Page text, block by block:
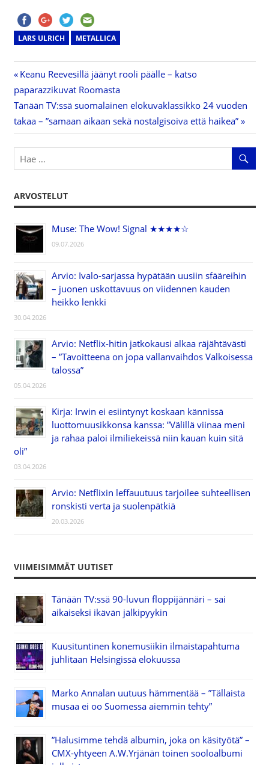
LARS ULRICH METALLICA
Artikkelien
selaus
Previous
Post:
Keanu Reevesillä jäänyt rooli päälle – katso
paparazzikuvat Roomasta
Next
Post:
Tänään TV:ssä suomalainen elokuvaklassikko 24 vuoden
takaa – ”samaan aikaan sekä nostalgisoiva että haikea”
ARVOSTELUT
Muse: The Wow! Signal ★★★★☆
09.07.2026
Arvio: Ivalo-sarjassa hypätään uusiin sfääreihin
– juonen uskottavuus on viidennen kauden
heikko lenkki
30.04.2026
Arvio: Netflix-hitin jatkokausi alkaa räjähtävästi
– ”Tavoitteena on jopa vallanvaihdos Valkoisessa
talossa”
05.04.2026
Kirja: Irwin ei esiintynyt koskaan kännissä
luottomuusikkonsa kanssa: ”Välillä viinaa meni
ja rahaa paloi ilmiliekeissä niin kauan kuin sitä
oli”
03.04.2026
Arvio: Netflixin leffauutuus tarjoilee suhteellisen
ronskisti verta ja suolenpätkiä
20.03.2026
VIIMEISIMMÄT UUTISET
Tänään TV:ssä 90-luvun floppijännäri – sai
aikaiseksi ikävän jälkipyykin
Kuusituntinen konemusiikin ilmaistapahtuma
juhlitaan Helsingissä elokuussa
Marko Annalan uutuus hämmentää – ”Tällaista
musaa ei oo Suomessa aiemmin tehty”
”Halusimme tehdä albumin, joka on käsityötä” –
CMX-yhtyeen A.W.Yrjänän toinen sooloalbumi